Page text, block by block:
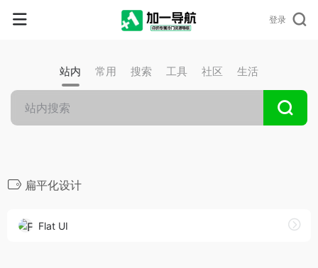
登录
站内 常用 搜索 工具 社区 生活
扁平化设计
Flat UI